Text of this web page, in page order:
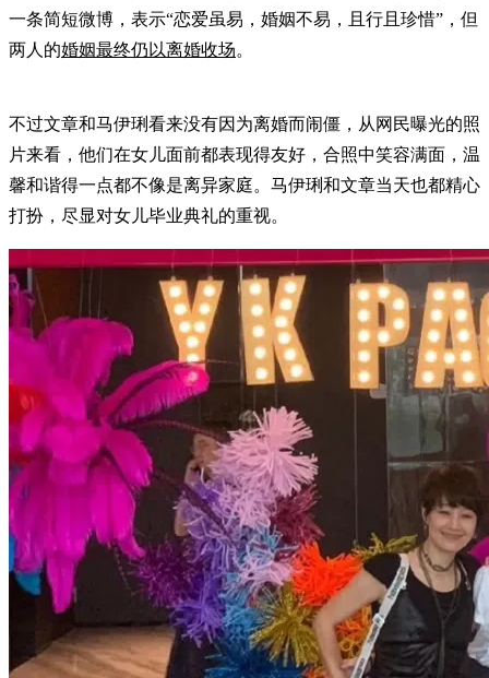
一条简短微博，表示“恋爱虽易，婚姻不易，且行且珍惜”，但
两人的婚姻最终仍以离婚收场。
不过文章和马伊琍看来没有因为离婚而闹僵，从网民曝光的照
片来看，他们在女儿面前都表现得友好，合照中笑容满面，温
馨和谐得一点都不像是离异家庭。马伊琍和文章当天也都精心
打扮，尽显对女儿毕业典礼的重视。